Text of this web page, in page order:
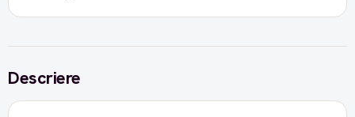
Descriere